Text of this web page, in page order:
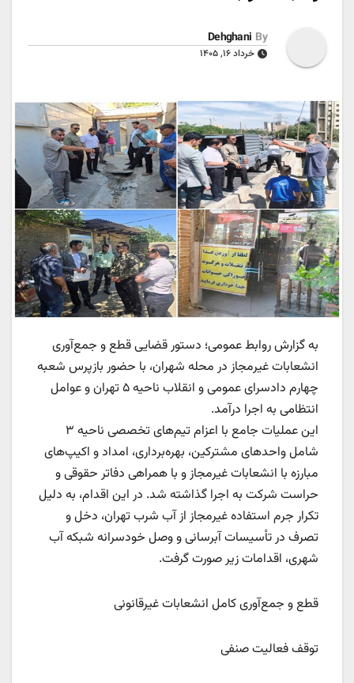
By
Dehghani
خرداد ۱۶, ۱۴۰۵
به گزارش روابط عمومی؛ دستور قضایی قطع و جمع‌آوری
انشعابات غیرمجاز در محله شهران، با حضور بازپرس شعبه
چهارم دادسرای عمومی و انقلاب ناحیه ۵ تهران و عوامل
انتظامی به اجرا درآمد.
این عملیات جامع با اعزام تیم‌های تخصصی ناحیه ۳
شامل واحدهای مشترکین، بهره‌برداری، امداد و اکیپ‌های
مبارزه با انشعابات غیرمجاز و با همراهی دفاتر حقوقی و
حراست شرکت به اجرا گذاشته شد. در این اقدام، به دلیل
تکرار جرم استفاده غیرمجاز از آب شرب تهران، دخل و
تصرف در تأسیسات آبرسانی و وصل خودسرانه شبکه آب
شهری، اقدامات زیر صورت گرفت.
قطع و جمع‌آوری کامل انشعابات غیرقانونی
توقف فعالیت صنفی